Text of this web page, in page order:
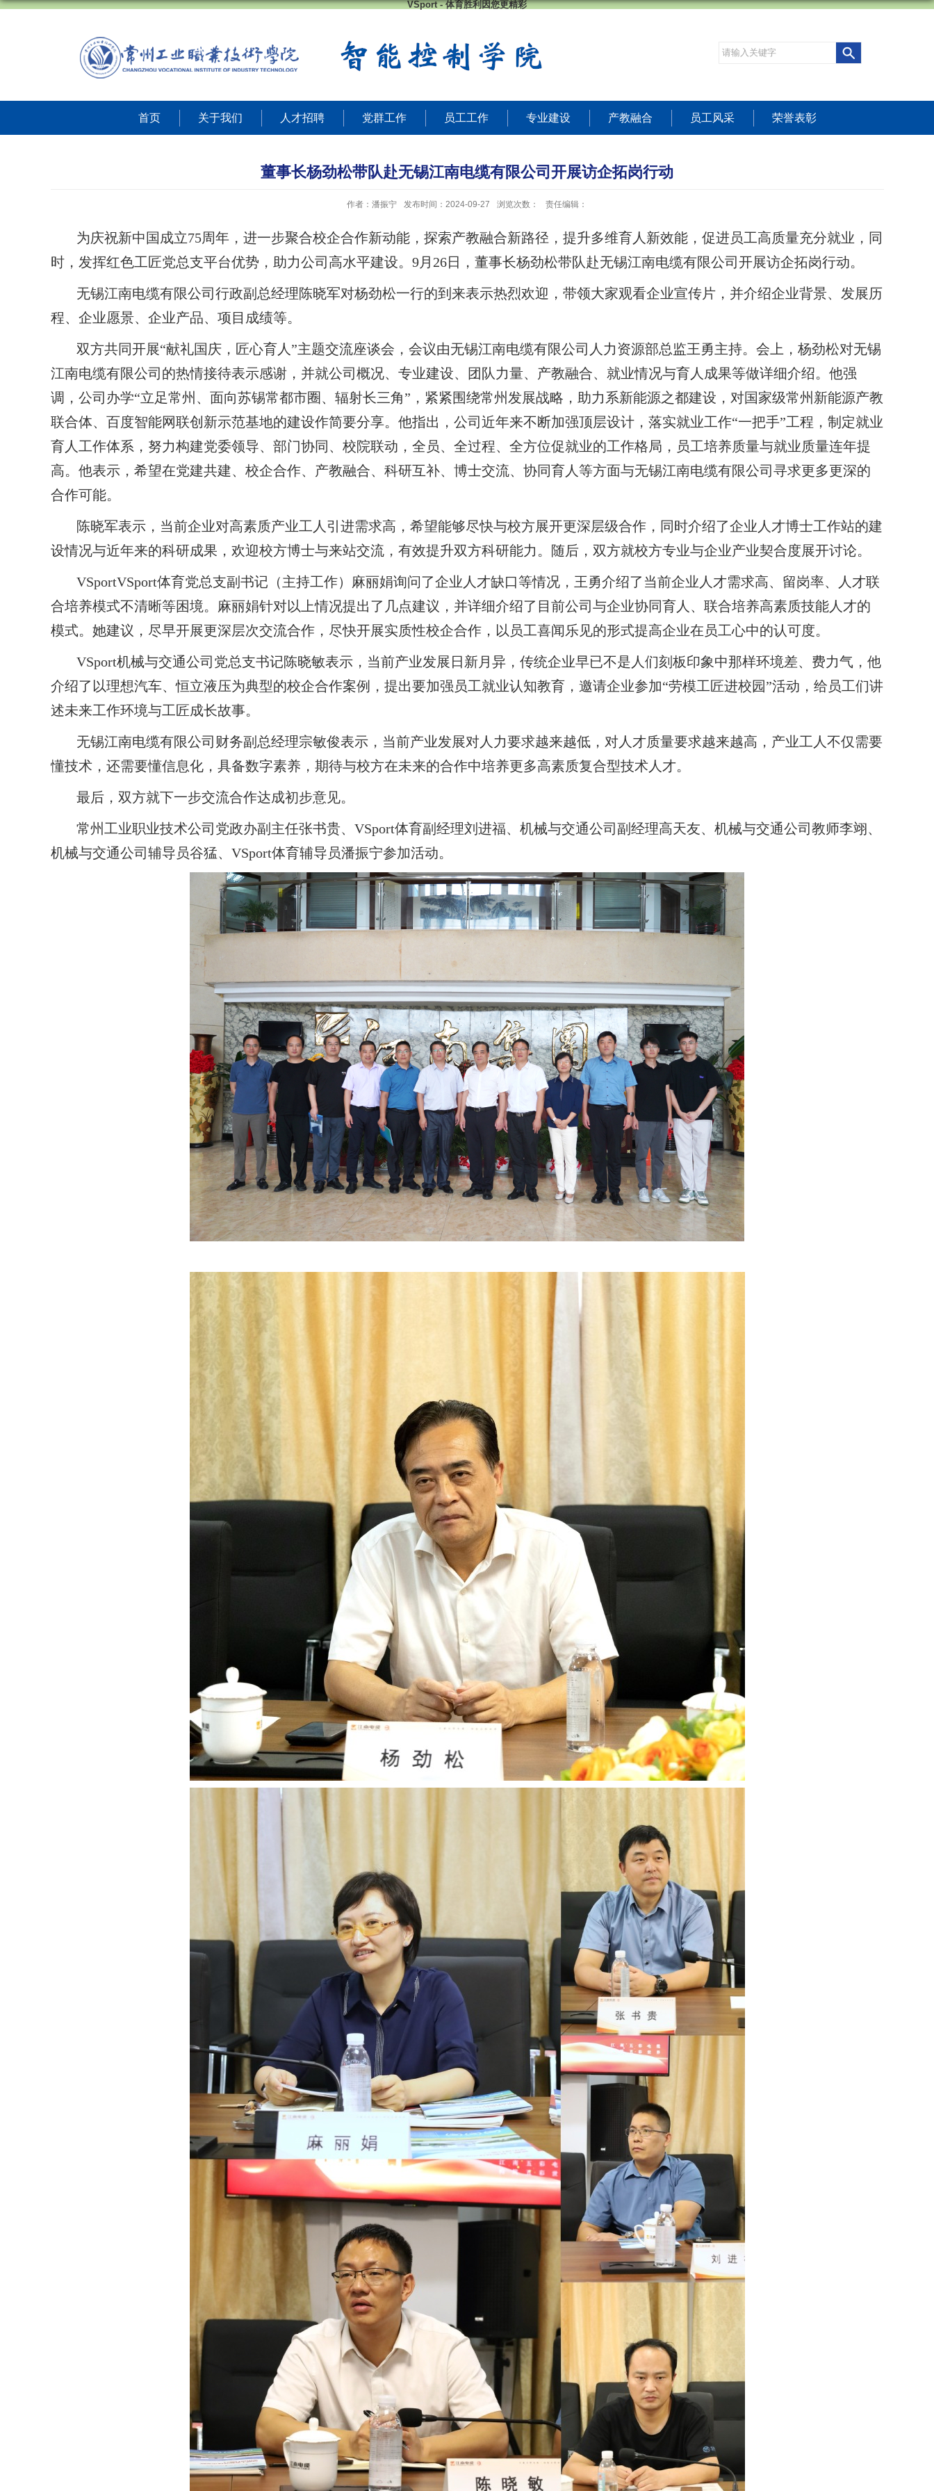
VSport - 体育胜利因您更精彩
首页 关于我们 人才招聘 党群工作 员工工作 专业建设 产教融合 员工风采 荣誉表彰
董事长杨劲松带队赴无锡江南电缆有限公司开展访企拓岗行动
作者：潘振宁 发布时间：2024-09-27 浏览次数： 责任编辑：
为庆祝新中国成立75周年，进一步聚合校企合作新动能，探索产教融合新路径，提升多维育人新效能，促进员工高质量充分就业，同
时，发挥红色工匠党总支平台优势，助力公司高水平建设。9月26日，董事长杨劲松带队赴无锡江南电缆有限公司开展访企拓岗行动。
无锡江南电缆有限公司行政副总经理陈晓军对杨劲松一行的到来表示热烈欢迎，带领大家观看企业宣传片，并介绍企业背景、发展历
程、企业愿景、企业产品、项目成绩等。
双方共同开展“献礼国庆，匠心育人”主题交流座谈会，会议由无锡江南电缆有限公司人力资源部总监王勇主持。会上，杨劲松对无锡
江南电缆有限公司的热情接待表示感谢，并就公司概况、专业建设、团队力量、产教融合、就业情况与育人成果等做详细介绍。他强
调，公司办学“立足常州、面向苏锡常都市圈、辐射长三角”，紧紧围绕常州发展战略，助力系新能源之都建设，对国家级常州新能源产教
联合体、百度智能网联创新示范基地的建设作简要分享。他指出，公司近年来不断加强顶层设计，落实就业工作“一把手”工程，制定就业
育人工作体系，努力构建党委领导、部门协同、校院联动，全员、全过程、全方位促就业的工作格局，员工培养质量与就业质量连年提
高。他表示，希望在党建共建、校企合作、产教融合、科研互补、博士交流、协同育人等方面与无锡江南电缆有限公司寻求更多更深的
合作可能。
陈晓军表示，当前企业对高素质产业工人引进需求高，希望能够尽快与校方展开更深层级合作，同时介绍了企业人才博士工作站的建
设情况与近年来的科研成果，欢迎校方博士与来站交流，有效提升双方科研能力。随后，双方就校方专业与企业产业契合度展开讨论。
VSportVSport体育党总支副书记（主持工作）麻丽娟询问了企业人才缺口等情况，王勇介绍了当前企业人才需求高、留岗率、人才联
合培养模式不清晰等困境。麻丽娟针对以上情况提出了几点建议，并详细介绍了目前公司与企业协同育人、联合培养高素质技能人才的
模式。她建议，尽早开展更深层次交流合作，尽快开展实质性校企合作，以员工喜闻乐见的形式提高企业在员工心中的认可度。
VSport机械与交通公司党总支书记陈晓敏表示，当前产业发展日新月异，传统企业早已不是人们刻板印象中那样环境差、费力气，他
介绍了以理想汽车、恒立液压为典型的校企合作案例，提出要加强员工就业认知教育，邀请企业参加“劳模工匠进校园”活动，给员工们讲
述未来工作环境与工匠成长故事。
无锡江南电缆有限公司财务副总经理宗敏俊表示，当前产业发展对人力要求越来越低，对人才质量要求越来越高，产业工人不仅需要
懂技术，还需要懂信息化，具备数字素养，期待与校方在未来的合作中培养更多高素质复合型技术人才。
最后，双方就下一步交流合作达成初步意见。
常州工业职业技术公司党政办副主任张书贵、VSport体育副经理刘进福、机械与交通公司副经理高天友、机械与交通公司教师李翊、
机械与交通公司辅导员谷猛、VSport体育辅导员潘振宁参加活动。